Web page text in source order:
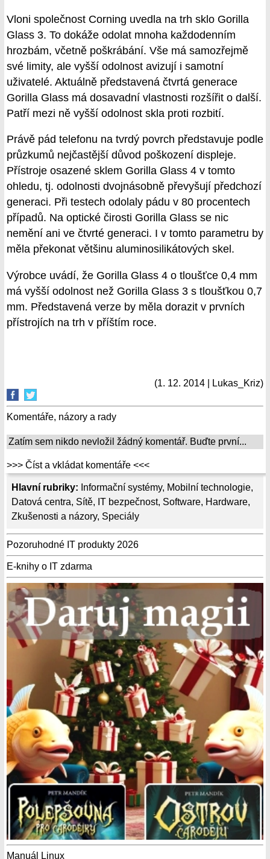
Hlavní rubriky: Informační systémy, Mobilní technologie,
Datová centra, Sítě, IT bezpečnost, Software, Hardware,
Zkušenosti a názory, Speciály
Pozoruhodné IT produkty 2026
E-knihy o IT zdarma
Manuál Linux
Vloni společnost Corning uvedla na trh sklo Gorilla
Glass 3. To dokáže odolat mnoha každodenním
hrozbám, včetně poškrábání. Vše má samozřejmě
své limity, ale vyšší odolnost avizují i samotní
uživatelé. Aktuálně představená čtvrtá generace
Gorilla Glass má dosavadní vlastnosti rozšířit o další.
Patří mezi ně vyšší odolnost skla proti rozbití.
Právě pád telefonu na tvrdý povrch představuje podle
průzkumů nejčastější důvod poškození displeje.
Přístroje osazené sklem Gorilla Glass 4 v tomto
ohledu, tj. odolnosti dvojnásobně převyšují předchozí
generaci. Při testech odolaly pádu v 80 procentech
případů. Na optické čirosti Gorilla Glass se nic
nemění ani ve čtvrté generaci. I v tomto parametru by
měla překonat většinu aluminosilikátových skel.
Výrobce uvádí, že Gorilla Glass 4 o tloušťce 0,4 mm
má vyšší odolnost než Gorilla Glass 3 s tloušťkou 0,7
mm. Představená verze by měla dorazit v prvních
přístrojích na trh v příštím roce.
(1. 12. 2014 | Lukas_Kriz)
Komentáře, názory a rady
Zatím sem nikdo nevložil žádný komentář. Buďte první...
>>> Číst a vkládat komentáře <<<